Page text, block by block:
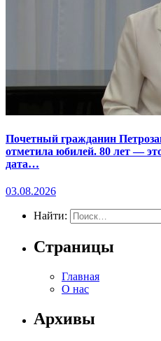
Почетный гражданин
отметила юбилей. 80 лет —
дата…
03.08.2026
Найти:
Страницы
Главная
О нас
Архивы